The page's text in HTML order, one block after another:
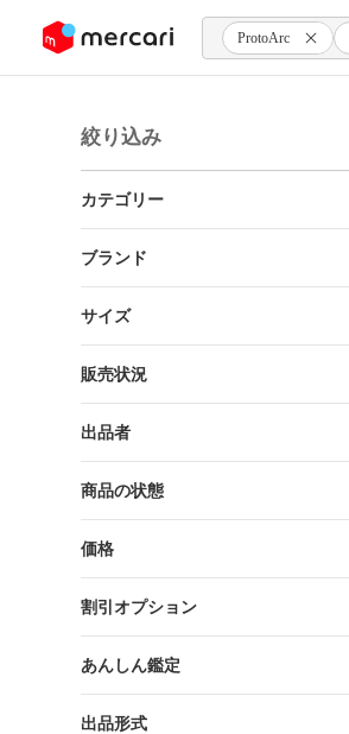
ツにスキップ ProtoArc
絞り込み
カテゴリー
ブランド
サイズ
販売状況
出品者
商品の状態
価格
割引オプション
あんしん鑑定
出品形式